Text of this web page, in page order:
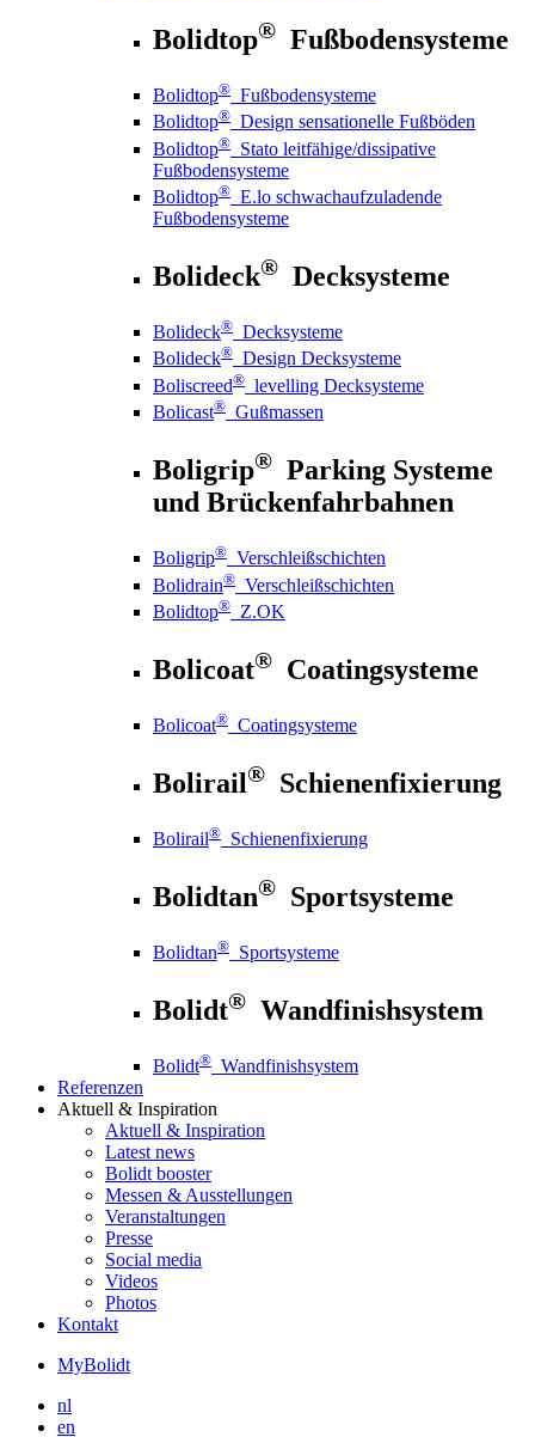
Bolidtop® Fußbodensysteme
Bolidtop® Fußbodensysteme
Bolidtop® Design sensationelle Fußböden
Bolidtop® Stato leitfähige/dissipative
Fußbodensysteme
Bolidtop® E.lo schwachaufzuladende
Fußbodensysteme
Bolideck® Decksysteme
Bolideck® Decksysteme
Bolideck® Design Decksysteme
Boliscreed® levelling Decksysteme
Bolicast® Gußmassen
Boligrip® Parking Systeme
und Brückenfahrbahnen
Boligrip® Verschleißschichten
Bolidrain® Verschleißschichten
Bolidtop® Z.OK
Bolicoat® Coatingsysteme
Bolicoat® Coatingsysteme
Bolirail® Schienenfixierung
Bolirail® Schienenfixierung
Bolidtan® Sportsysteme
Bolidtan® Sportsysteme
Bolidt® Wandfinishsystem
Bolidt® Wandfinishsystem
Referenzen
Aktuell & Inspiration
Aktuell & Inspiration
Latest news
Bolidt booster
Messen & Ausstellungen
Veranstaltungen
Presse
Social media
Videos
Photos
Kontakt
MyBolidt
nl
en